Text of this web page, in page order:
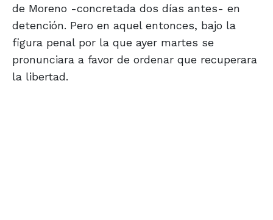
de Moreno -concretada dos días antes- en
detención. Pero en aquel entonces, bajo la
figura penal por la que ayer martes se
pronunciara a favor de ordenar que recuperara
la libertad.